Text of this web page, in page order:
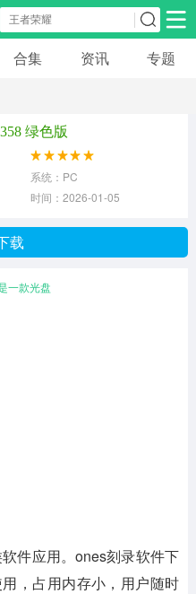
安卓游戏
合集 资讯 专题
绿色版
系统：PC
时间：2026-01-05
载
一款光盘
件应用。ones刻录软件下
，占用内存小，用户随时